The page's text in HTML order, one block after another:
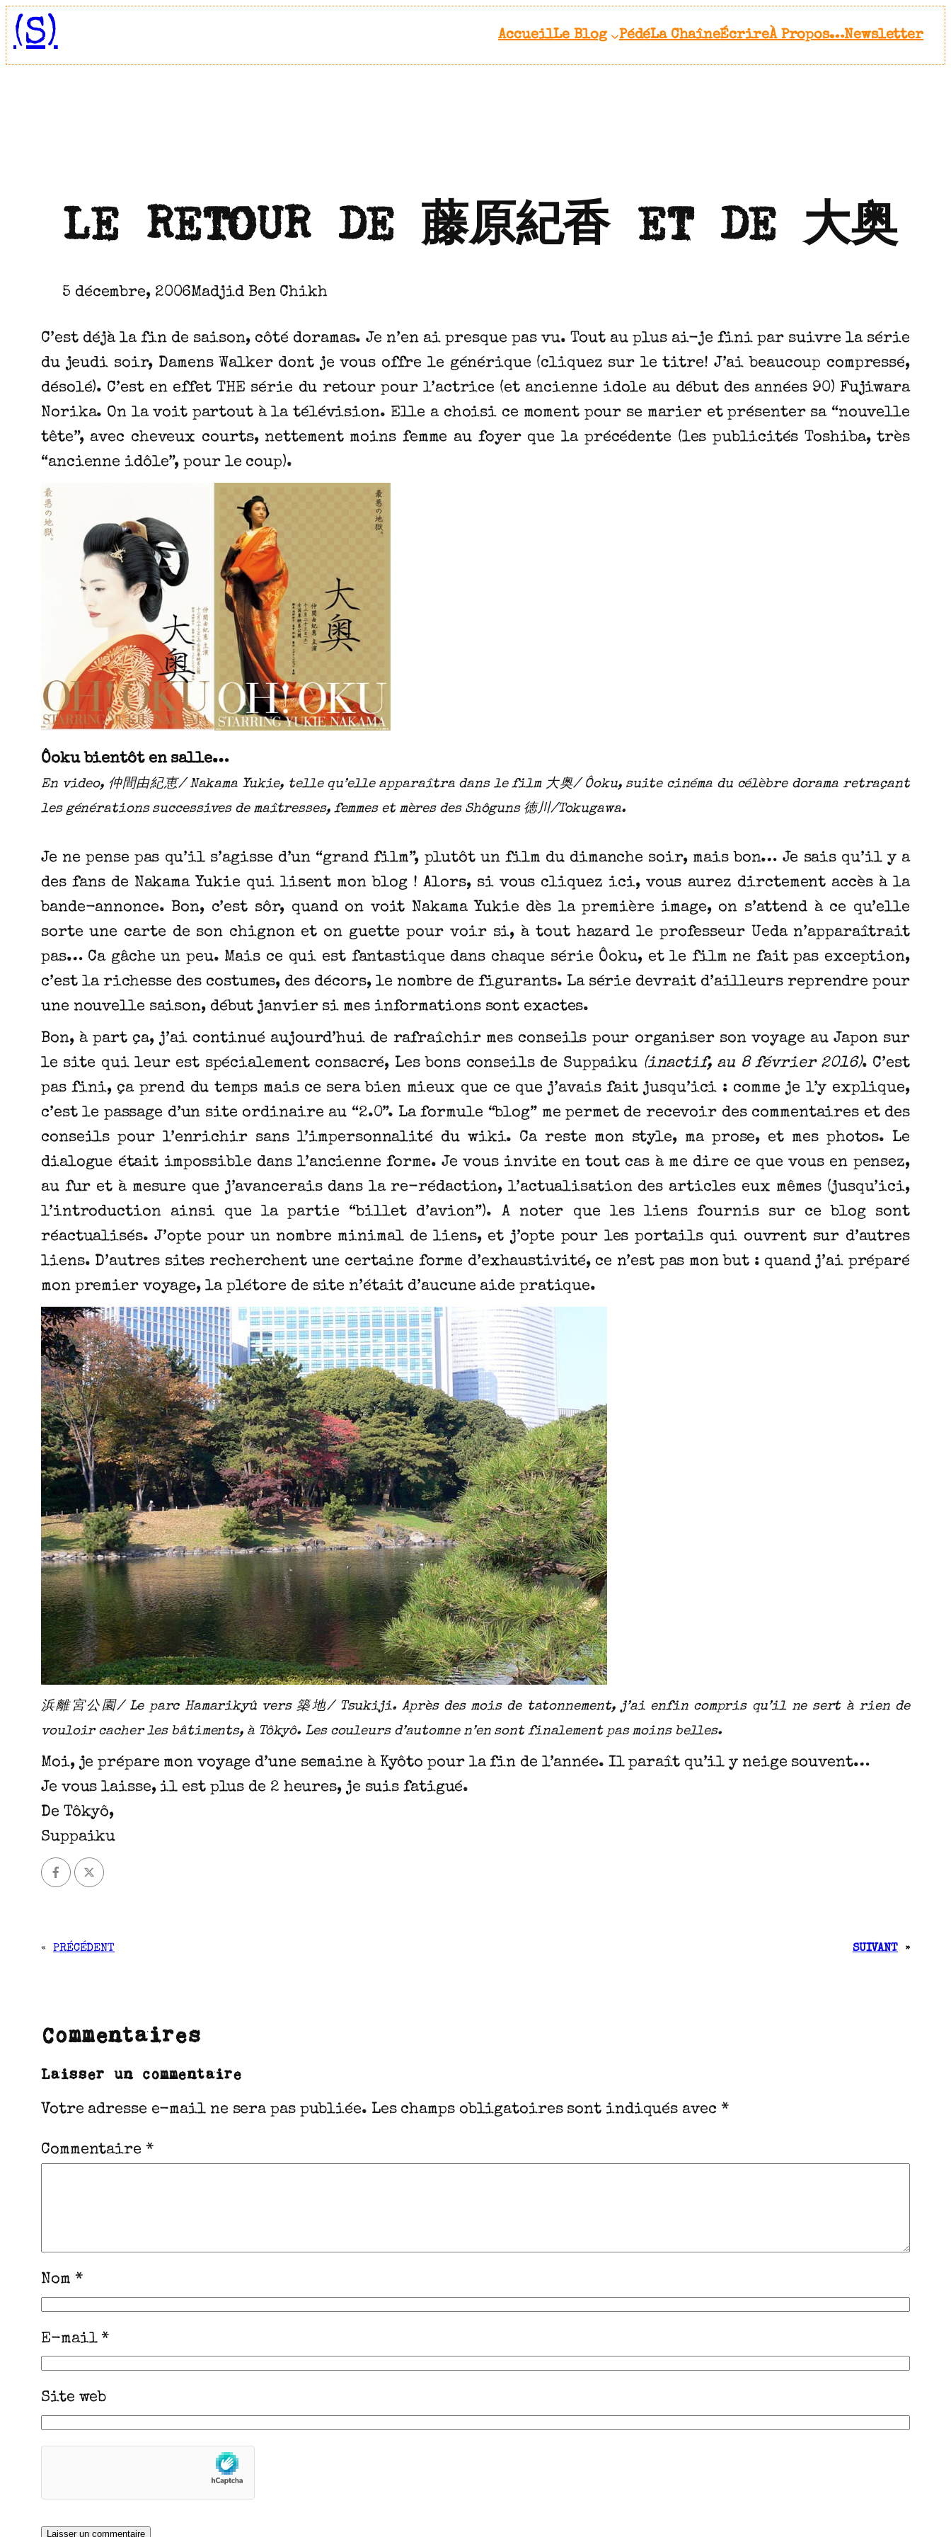
Aller
au
contenu
(S) AccueilLe Blog PédéLa ChaîneÉcrireÀ Propos…Newsletter
LE RETOUR DE 藤原紀香 ET DE 大奥
5 décembre, 2006Madjid Ben Chikh
C’est déjà la fin de saison, côté doramas. Je n’en ai presque pas vu. Tout au plus ai-je fini par suivre la série
du jeudi soir, Damens Walker dont je vous offre le générique (cliquez sur le titre! J’ai beaucoup compressé,
désolé). C’est en effet THE série du retour pour l’actrice (et ancienne idole au début des années 90) Fujiwara
Norika. On la voit partout à la télévision. Elle a choisi ce moment pour se marier et présenter sa “nouvelle
tête”, avec cheveux courts, nettement moins femme au foyer que la précédente (les publicités Toshiba, très
“ancienne idôle”, pour le coup).
Ôoku bientôt en salle…
En video, 仲間由紀恵/ Nakama Yukie, telle qu’elle apparaîtra dans le film 大奥/ Ôoku, suite cinéma du célèbre dorama retraçant
les générations successives de maîtresses, femmes et mères des Shôguns 徳川/Tokugawa.
Je ne pense pas qu’il s’agisse d’un “grand film”, plutôt un film du dimanche soir, mais bon… Je sais qu’il y a
des fans de Nakama Yukie qui lisent mon blog ! Alors, si vous cliquez ici, vous aurez dirctement accès à la
bande-annonce. Bon, c’est sôr, quand on voit Nakama Yukie dès la première image, on s’attend à ce qu’elle
sorte une carte de son chignon et on guette pour voir si, à tout hazard le professeur Ueda n’apparaîtrait
pas… Ca gâche un peu. Mais ce qui est fantastique dans chaque série Ôoku, et le film ne fait pas exception,
c’est la richesse des costumes, des décors, le nombre de figurants. La série devrait d’ailleurs reprendre pour
une nouvelle saison, début janvier si mes informations sont exactes.
Bon, à part ça, j’ai continué aujourd’hui de rafraîchir mes conseils pour organiser son voyage au Japon sur
le site qui leur est spécialement consacré, Les bons conseils de Suppaiku (inactif, au 8 février 2016). C’est
pas fini, ça prend du temps mais ce sera bien mieux que ce que j’avais fait jusqu’ici : comme je l’y explique,
c’est le passage d’un site ordinaire au “2.0”. La formule “blog” me permet de recevoir des commentaires et des
conseils pour l’enrichir sans l’impersonnalité du wiki. Ca reste mon style, ma prose, et mes photos. Le
dialogue était impossible dans l’ancienne forme. Je vous invite en tout cas à me dire ce que vous en pensez,
au fur et à mesure que j’avancerais dans la re-rédaction, l’actualisation des articles eux mêmes (jusqu’ici,
l’introduction ainsi que la partie “billet d’avion”). A noter que les liens fournis sur ce blog sont
réactualisés. J’opte pour un nombre minimal de liens, et j’opte pour les portails qui ouvrent sur d’autres
liens. D’autres sites recherchent une certaine forme d’exhaustivité, ce n’est pas mon but : quand j’ai préparé
mon premier voyage, la plétore de site n’était d’aucune aide pratique.
浜離宮公園/ Le parc Hamarikyû vers 築地/ Tsukiji. Après des mois de tatonnement, j’ai enfin compris qu’il ne sert à rien de
vouloir cacher les bâtiments, à Tôkyô. Les couleurs d’automne n’en sont finalement pas moins belles.
Moi, je prépare mon voyage d’une semaine à Kyôto pour la fin de l’année. Il paraît qu’il y neige souvent…
Je vous laisse, il est plus de 2 heures, je suis fatigué.
De Tôkyô,
Suppaiku
« PRÉCÉDENT SUIVANT »
Commentaires
Laisser un commentaire
Votre adresse e-mail ne sera pas publiée. Les champs obligatoires sont indiqués avec *
Commentaire *
Nom *
E-mail*
Site web